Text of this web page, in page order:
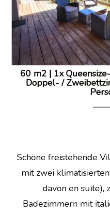
60 m2 | 1x
Doppel- /
Schöne freistehende
mit zwei
davon en suite),
Badezimmern mit